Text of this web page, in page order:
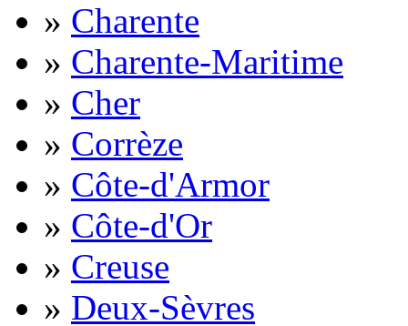
» Charente
» Charente-Maritime
» Cher
» Corrèze
» Côte-d'Armor
» Côte-d'Or
» Creuse
» Deux-Sèvres